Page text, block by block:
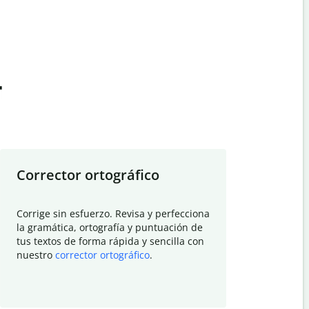
Corrector ortográfico
Corrige sin esfuerzo. Revisa y perfecciona
la gramática, ortografía y puntuación de
tus textos de forma rápida y sencilla con
nuestro corrector ortográfico.